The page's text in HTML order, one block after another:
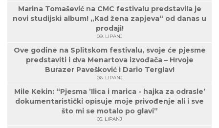
Marina Tomašević na CMC festivalu predstavila je
novi studijski album! „Kad žena zapjeva“ od danas u
prodaji!
09. LIPANJ
Ove godine na Splitskom festivalu, svoje će pjesme
predstaviti i dva Menartova izvođača – Hrvoje
Burazer Pavešković i Dario Terglav!
06. LIPANJ
Mile Kekin: “Pjesma ’Ilica i marica - hajka za odrasle’
dokumentaristički opisuje moje privođenje ali i sve
što mi se motalo po glavi”
05. LIPANJ